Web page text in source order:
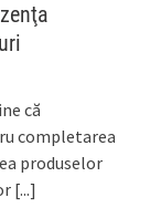
că
completarea
produselor
[...]